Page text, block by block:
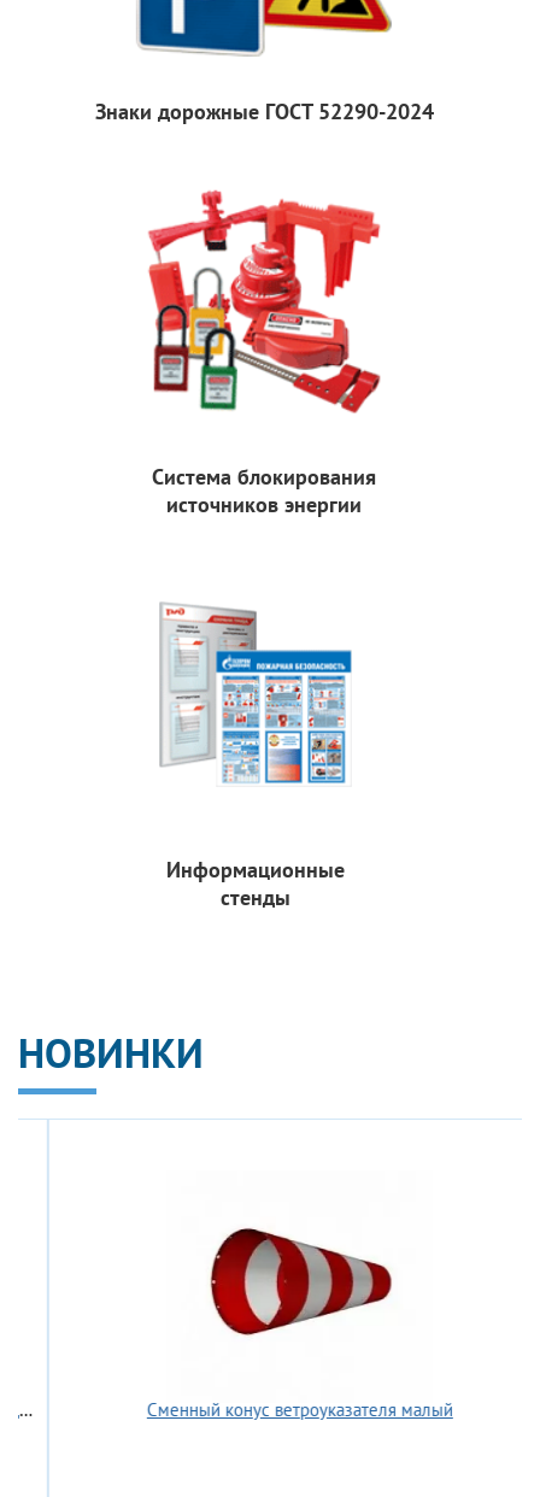
Знаки дорожные ГОСТ 52290-2024
Система блокирования
источников энергии
Информационные
стенды
НОВИНКИ
Сменный конус ветроуказателя малый